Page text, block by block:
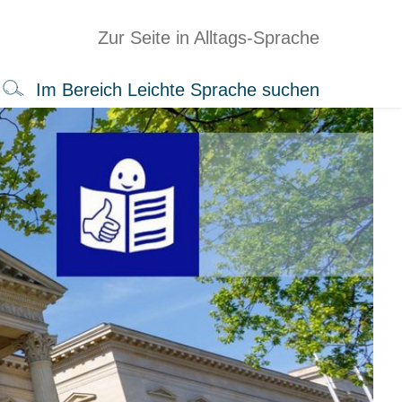
Zur Seite in Alltags-Sprache
Im Bereich Leichte Sprache suchen